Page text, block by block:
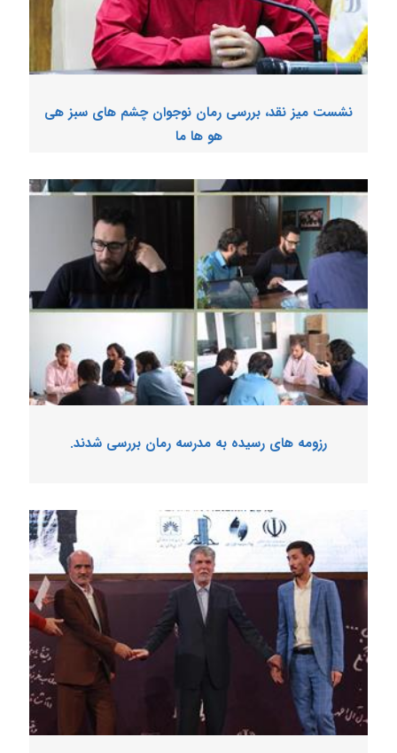
نشست میز نقد، بررسی رمان نوجوان چشم های سبز هی
هو ها ما
رزومه های رسیده به مدرسه رمان بررسی شدند.